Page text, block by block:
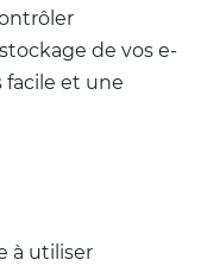
de vos e-
facile et une